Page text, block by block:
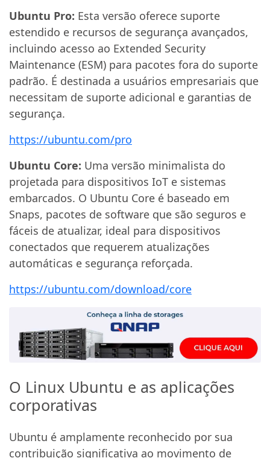
Ubuntu Pro: Esta versão oferece suporte
estendido e recursos de segurança avançados,
incluindo acesso ao Extended Security
Maintenance (ESM) para pacotes fora do suporte
padrão. É destinada a usuários empresariais que
necessitam de suporte adicional e garantias de
segurança.
https://ubuntu.com/pro
Ubuntu Core: Uma versão minimalista do
projetada para dispositivos IoT e sistemas
embarcados. O Ubuntu Core é baseado em
Snaps, pacotes de software que são seguros e
fáceis de atualizar, ideal para dispositivos
conectados que requerem atualizações
automáticas e segurança reforçada.
https://ubuntu.com/download/core
O Linux Ubuntu e as aplicações
corporativas
Ubuntu é amplamente reconhecido por sua
contribuição significativa ao movimento de